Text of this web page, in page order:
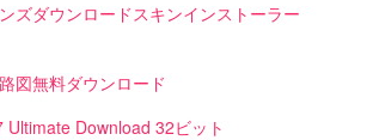
ズダウンロードスキンインストーラー
図無料ダウンロード
Ultimate Download 32ビット